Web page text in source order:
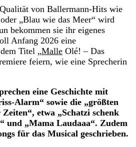
von Ballermann-Hits wie
„Blau wie das Meer“ wird
bekommen sie ihr eigenes
Anfang 2026 eine
Titel „Malle Olé! – Das
feiern, wie eine Sprecherin
eine Geschichte mit
Alarm“ sowie die „größten
etwa „Schatzi schenk
und „Mama Laudaaa“. Zudem
für das Musical geschrieben.